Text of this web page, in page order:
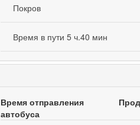
Покров
Время в пути 5 ч.40 мин
Время отправления
автобуса